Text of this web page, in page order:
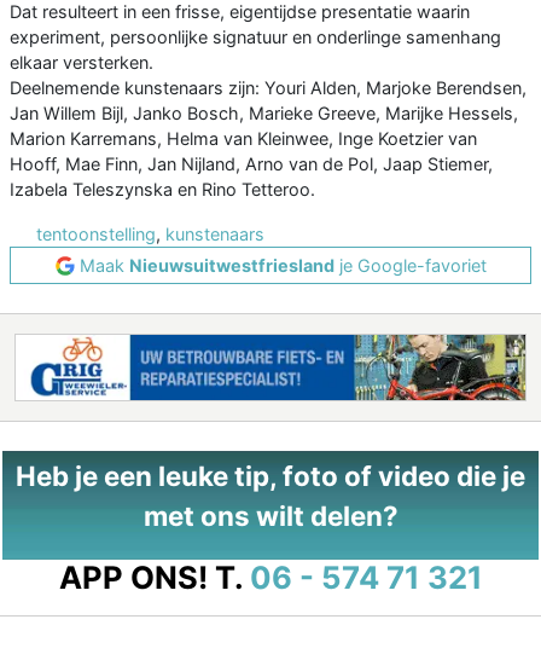
Dat resulteert in een frisse, eigentijdse presentatie waarin
experiment, persoonlijke signatuur en onderlinge samenhang
elkaar versterken.
Deelnemende kunstenaars zijn: Youri Alden, Marjoke Berendsen,
Jan Willem Bijl, Janko Bosch, Marieke Greeve, Marijke Hessels,
Marion Karremans, Helma van Kleinwee, Inge Koetzier van
Hooff, Mae Finn, Jan Nijland, Arno van de Pol, Jaap Stiemer,
Izabela Teleszynska en Rino Tetteroo.
tentoonstelling, kunstenaars
Maak Nieuwsuitwestfrieslandje Google-favoriet
Heb je een leuke tip, foto of video die je
met ons wilt delen?
APP ONS! T. 06 - 574 71 321